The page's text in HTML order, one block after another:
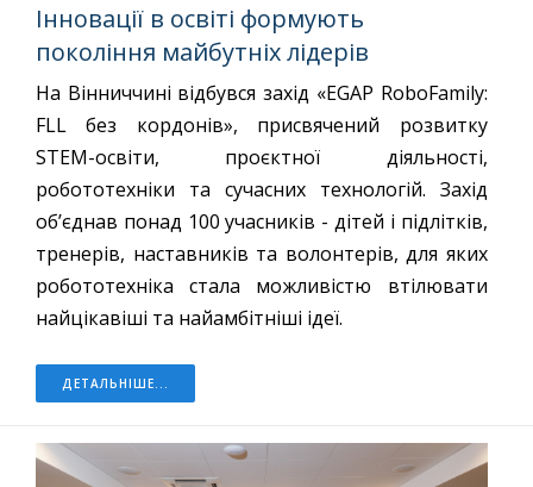
Інновації в освіті формують
покоління майбутніх лідерів
На Вінниччині відбувся захід «EGAP RoboFamily:
FLL без кордонів», присвячений розвитку
STEM-освіти, проєктної діяльності,
робототехніки та сучасних технологій. Захід
об’єднав понад 100 учасників - дітей і підлітків,
тренерів, наставників та волонтерів, для яких
робототехніка стала можливістю втілювати
найцікавіші та найамбітніші ідеї.
ДЕТАЛЬНІШЕ...